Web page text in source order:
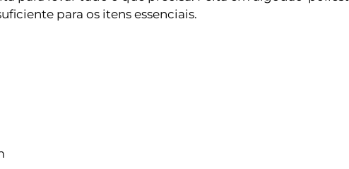
para os itens essenciais.